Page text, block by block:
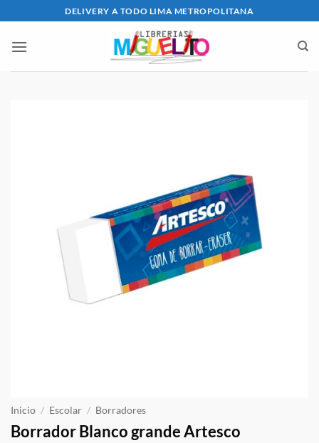
al
contenido
DELIVERY A TODO LIMA METROPOLITANA
Inicio / Escolar / Borradores
Borrador Blanco grande Artesco